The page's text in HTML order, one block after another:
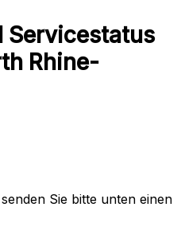
Servicestatus
Rhine-
Sie bitte unten einen